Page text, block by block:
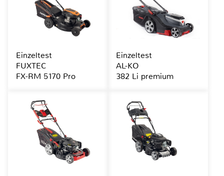
Einzeltest
FUXTEC
FX-RM 5170 Pro
Einzeltest
AL-KO
382 Li premium